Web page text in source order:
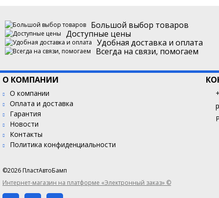
Большой выбор товаров
Доступные цены
Удобная доставка и оплата
Всегда на связи, помогаем
О КОМПАНИИ
О компании
Оплата и доставка
Гарантия
Новости
Контакты
Политика конфиденциальности
©2026 ПластАвтоБамп
Интернет-магазин на платформе «Электронный заказ» ©